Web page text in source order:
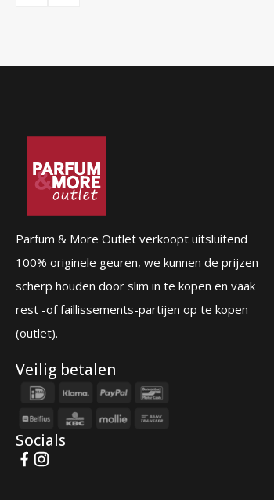
Parfum & More Outlet verkoopt uitsluitend
100% originele geuren, we kunnen de prijzen
scherp houden door slim in te kopen en vaak
rest -of faillissements-partijen op te kopen
(outlet).
Veilig betalen
Socials